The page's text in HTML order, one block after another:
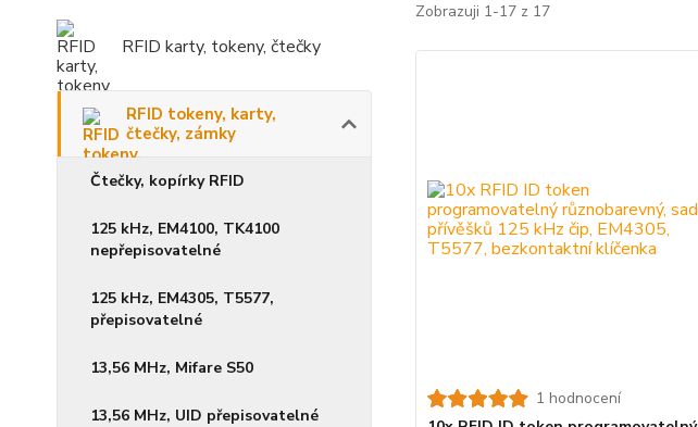
RFID karty, tokeny, čtečky
RFID tokeny, karty,
čtečky, zámky
Čtečky, kopírky RFID
125 kHz, EM4100, TK4100
nepřepisovatelné
125 kHz, EM4305, T5577,
přepisovatelné
13,56 MHz, Mifare S50
13,56 MHz, UID přepisovatelné
Zobrazuji 1-17 z 17
1 hodnocení